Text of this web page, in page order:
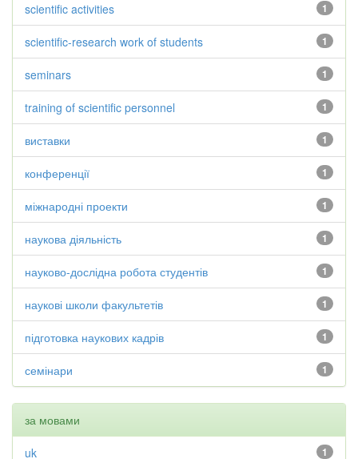
1
scientific activities
1
scientific-research work of students
1
seminars
1
training of scientific personnel
1
виставки
1
конференції
1
міжнародні проекти
1
наукова діяльність
1
науково-дослідна робота студентів
1
наукові школи факультетів
1
підготовка наукових кадрів
1
семінари
за мовами
1
uk